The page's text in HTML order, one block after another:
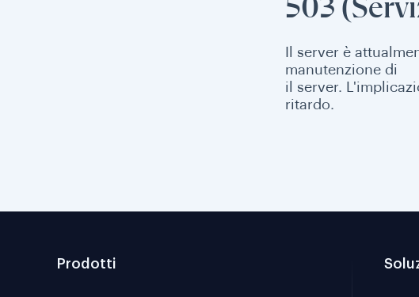
503
Il server è
manutenzione di
il server.
ritardo.
Prodotti